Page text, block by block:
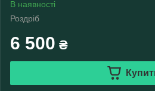
В наявності
Роздріб
6 500 ₴